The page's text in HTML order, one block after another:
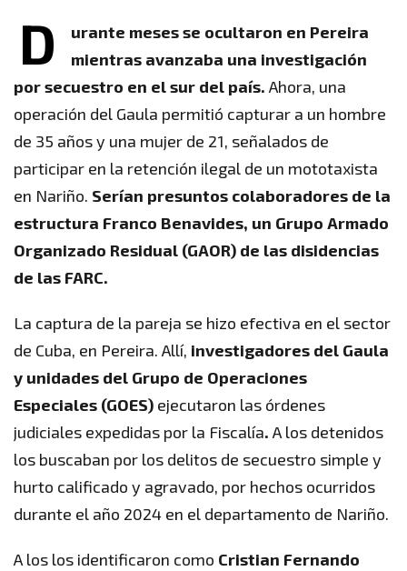
D
urante meses se ocultaron en Pereira
mientras avanzaba una investigación
por secuestro en el sur del país. Ahora, una
operación del Gaula permitió capturar a un hombre
de 35 años y una mujer de 21, señalados de
participar en la retención ilegal de un mototaxista
en Nariño. Serían presuntos colaboradores de la
estructura Franco Benavides, un Grupo Armado
Organizado Residual (GAOR) de las disidencias
de las FARC.
La captura de la pareja se hizo efectiva en el sector
de Cuba, en Pereira. Allí, investigadores del Gaula
y unidades del Grupo de Operaciones
Especiales (GOES) ejecutaron las órdenes
judiciales expedidas por la Fiscalía. A los detenidos
los buscaban por los delitos de secuestro simple y
hurto calificado y agravado, por hechos ocurridos
durante el año 2024 en el departamento de Nariño.
A los los identificaron como Cristian Fernando